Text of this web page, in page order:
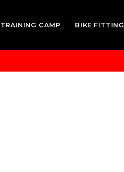
TRAINING CAMP BIKE FITTING